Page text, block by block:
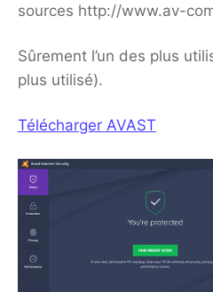
sources http://www.av-
Sûrement l’un des plus
plus utilisé).
Télécharger AVAST